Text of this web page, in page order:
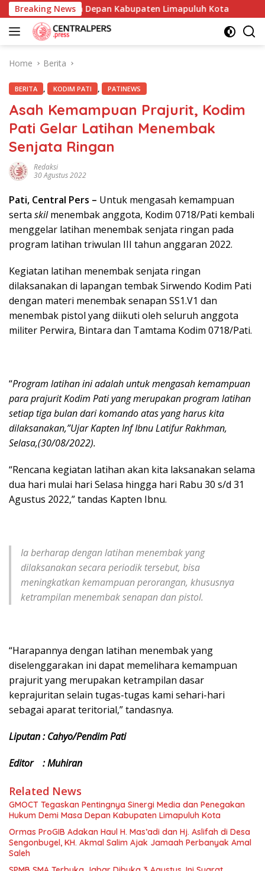
Skip
to
content
Breaking News
Masa Depan Kabupaten Limapuluh Kota Ormas
Home Berita
BERITA , KODIM PATI , PATINEWS
Asah Kemampuan Prajurit, Kodim
Pati Gelar Latihan Menembak
Senjata Ringan
Redaksi
30 Agustus 2022
Pati, Central Pers – Untuk mengasah kemampuan
serta skilmenembak anggota, Kodim 0718/Pati kembali
menggelar latihan menembak senjata ringan pada
program latihan triwulan III tahun anggaran 2022.
Kegiatan latihan menembak senjata ringan
dilaksanakan di lapangan tembak Sirwendo Kodim Pati
dengan materi menembak senapan SS1.V1 dan
menembak pistol yang diikuti oleh seluruh anggota
militer Perwira, Bintara dan Tamtama Kodim 0718/Pati.
“Program latihan ini adalah untuk mengasah kemampuan
para prajurit Kodim Pati yang merupakan program latihan
setiap tiga bulan dari komando atas yang harus kita
dilaksanakan,”Ujar Kapten Inf Ibnu Latifur Rakhman,
Selasa,(30/08/2022).
“Rencana kegiatan latihan akan kita laksanakan selama
dua hari mulai hari Selasa hingga hari Rabu 30 s/d 31
Agustus 2022,” tandas Kapten Ibnu.
Ia berharap dengan latihan menembak yang
dilaksanakan secara periodik tersebut, bisa
meningkatkan kemampuan perorangan, khususnya
ketrampilan menembak senapan dan pistol.
“Harapannya dengan latihan menembak yang
diselenggarakan ini dapat memelihara kemampuan
prajurit yang merupakan ketrampilan dasar
keprajuritan selain tugas-tugas kami sehari-hari
sebagai aparat teritorial,” tandasnya.
Liputan : Cahyo/Pendim Pati
Editor : Muhiran
Related News
GMOCT Tegaskan Pentingnya Sinergi Media dan Penegakan
Hukum Demi Masa Depan Kabupaten Limapuluh Kota
Ormas ProGIB Adakan Haul H. Mas’adi dan Hj. Aslifah di Desa
Sengonbugel, KH. Akmal Salim Ajak Jamaah Perbanyak Amal
Saleh